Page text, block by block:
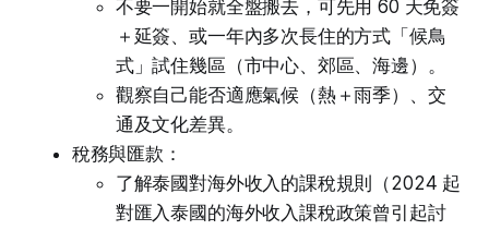
不要一開始就全盤搬去，可先用 60 天免簽
＋延簽、或一年內多次長住的方式「候鳥
式」試住幾區（市中心、郊區、海邊）。
觀察自己能否適應氣候（熱＋雨季）、交
通及文化差異。
稅務與匯款：
了解泰國對海外收入的課稅規則（2024 起
對匯入泰國的海外收入課稅政策曾引起討